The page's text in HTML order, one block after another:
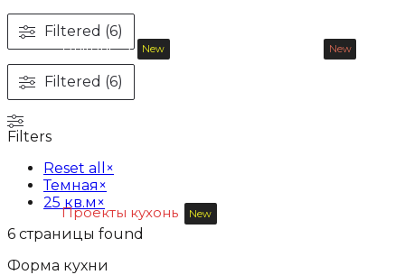
Unitone-3 New New
Проекты кухонь New
Filtered (6)
Filtered (6)
Filters
Reset all
×
Темная ×
25 кв.м ×
6 страницы found
Форма кухни